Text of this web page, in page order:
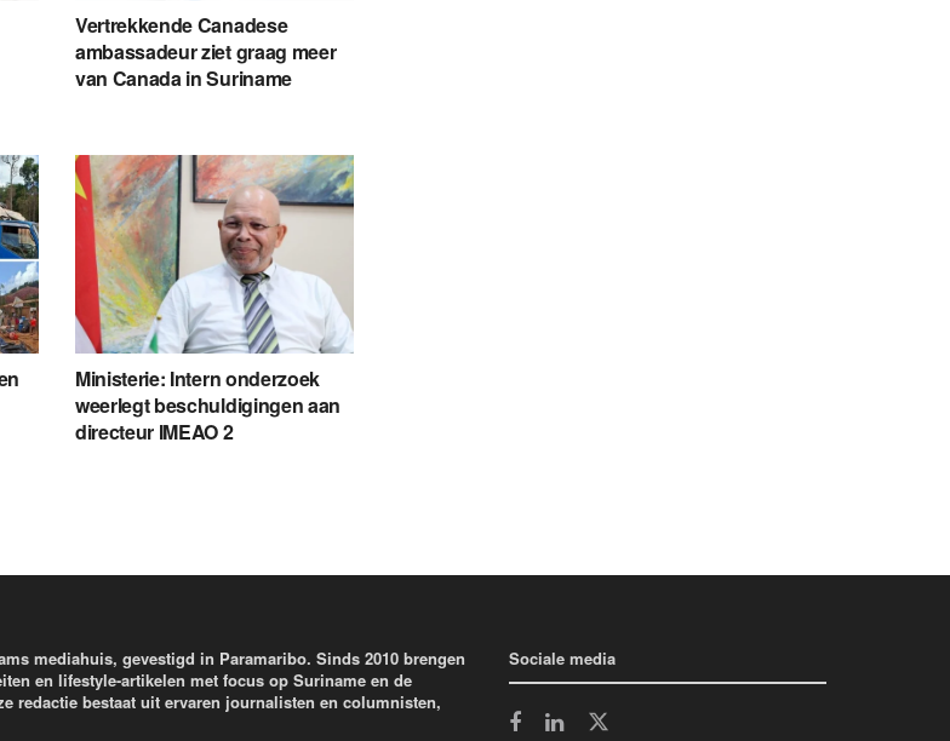
Vertrekkende Canadese
ambassadeur ziet graag meer
van Canada in Suriname
Ministerie: Intern onderzoek
weerlegt beschuldigingen aan
directeur IMEAO 2
mediahuis, gevestigd in Paramaribo. Sinds 2010 brengen
en lifestyle-artikelen met focus op Suriname en de
redactie bestaat uit ervaren journalisten en columnisten,
Sociale media